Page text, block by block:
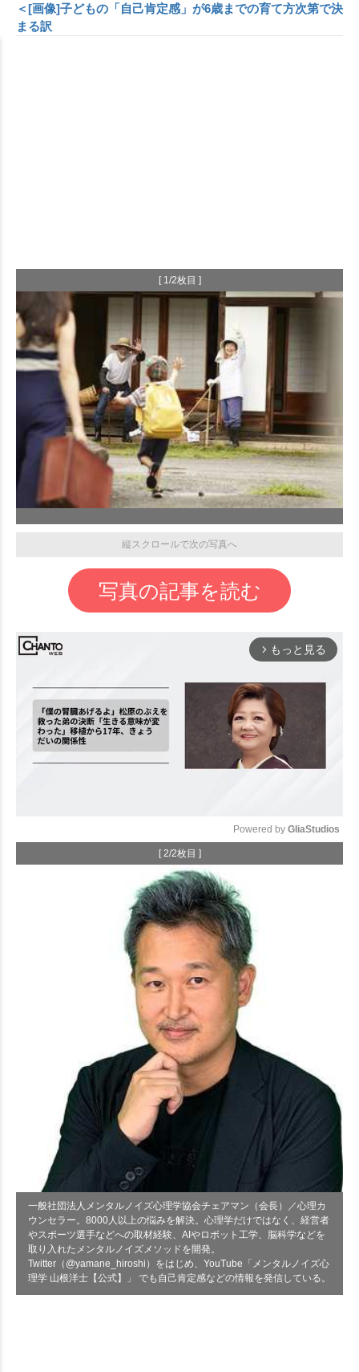
＜[画像]子どもの「自己肯定感」が6歳までの育て方次第で決
まる訳
[ 1/2枚目 ]
縦スクロールで次の写真へ
写真の記事を読む
arrow_forward_ios もっと見る
Powered by GliaStudios
[ 2/2枚目 ]
一般社団法人メンタルノイズ心理学協会チェアマン（会長）／心理カ
ウンセラー。8000人以上の悩みを解決。心理学だけではなく、経営者
やスポーツ選手などへの取材経験、AIやロボット工学、脳科学などを
取り入れたメンタルノイズメソッドを開発。
Twitter（@yamane_hiroshi）をはじめ、YouTube「メンタルノイズ心
理学 山根洋士【公式】」 でも自己肯定感などの情報を発信している。